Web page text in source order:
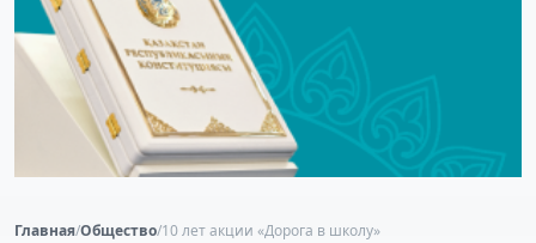
Главная/Общество/10 лет акции «Дорога в школу»